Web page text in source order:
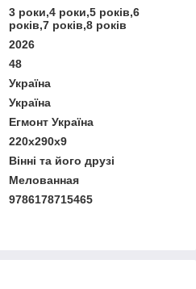
3 роки,4 роки,5 років,6
років,7 років,8 років
2026
48
Україна
Україна
Егмонт Україна
220х290x9
Вінні та його друзі
Мелованная
9786178715465